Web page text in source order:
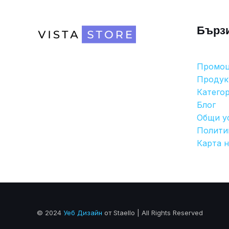
Блог
Общи
Карта
© 2024 Уеб Дизайн от Staello | All Rights Reserved